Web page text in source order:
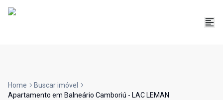
Home
Buscar imóvel
Apartamento em Balneário Camboriú - LAC LEMAN